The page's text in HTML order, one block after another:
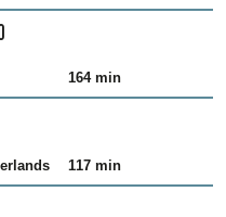
164 min
117 min